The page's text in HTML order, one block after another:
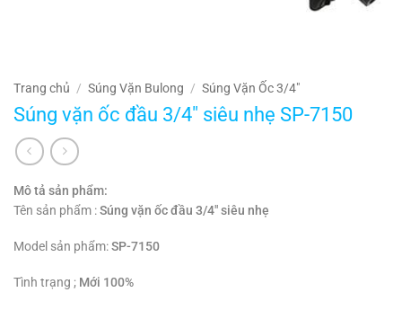
Trang chủ / Súng Vặn Bulong / Súng Vặn Ốc 3/4"
Súng vặn ốc đầu 3/4″ siêu nhẹ SP-7150
Mô tả sản phẩm:
Tên sản phẩm :Súng vặn ốc đầu 3/4″ siêu nhẹ
Model sản phẩm:SP-7150
Tình trạng ; Mới 100%